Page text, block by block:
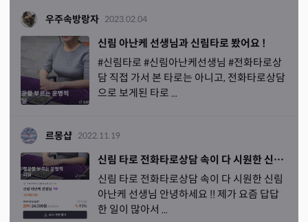
빠를수 있고,늦을 수 있다 하지만 반복되는게 맞고 가족같
은 사이라 서로가 아직은 벗어날 수
과 샘카드가 저랑 잘 맞는거지 모든 분들이 맞을수는 없듯
이 신적인 존재는 아니니,상담받아 보시다 아니시면 확실
히 얘기주시면 될듯 해요 그게 샘들과,내담자의 현명한 처
신들 같아요^^ 잘 보는샘게 보답차원으로 길게,구체적 쓰
적은 없는 처음인 후기입니다. 샘이 저희는 상황이 앞으로
어찌되는지 본인도 지켜 보고싶다 단순히 궁금이 아닌 같
은 팀 마냥요.. 결제 이얘기가 아니셨어요 채팅이라도 알려
달라했으니까요 결론이 어찌되든 .. 사실 저도 지금은 불안
하긴해도 인연끈이 (이전 3회차도 그랫듯이)아직 있을듯
해서 그 착각으로 못놓는거같아요 없어보이면 전 힘들더라
우주속방랑자 2023.02.04
신림 아난케 선생님과 신림타로 봤어요 !
#신림타로 #신림아난케선생님 #전화타로상
담 직접 가서 본 타로는 아니고, 전화타로상담
으로 보게된 타로 ...
르몽샵 2022.11.19
신림 타로 전화타로상담 속이 다 시원한 신림 아난케 선생님
신림 타로 전화타로상담 속이 다 시원한 신림
아난케 선생님 안녕하세요 !! 제가 요즘 답답
한 일이 많아서 ...